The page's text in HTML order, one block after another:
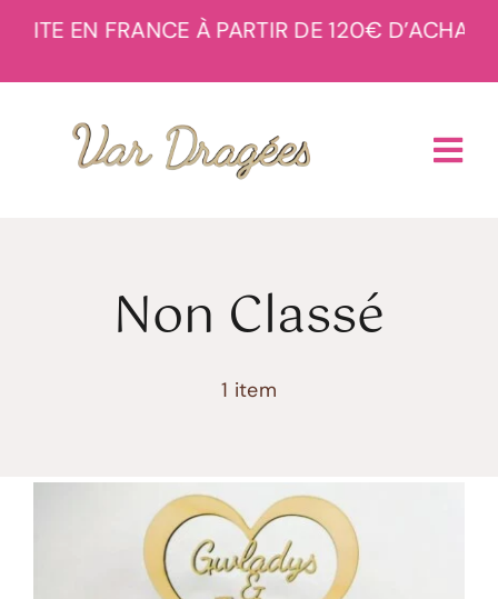
Passer
contenu
EN FRANCE À PARTIR DE 120€ D’ACHAT
Non Classé
1 item